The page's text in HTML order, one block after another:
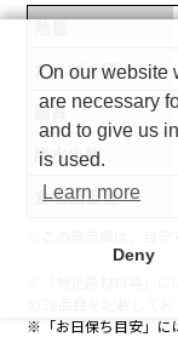
熱量
たんぱく質
脂質
炭水化物
食塩相当量
※「特定原材料等」
※「お日保ち目安」に
On our website
are necessary
and to give us
is used.
Learn more
Deny